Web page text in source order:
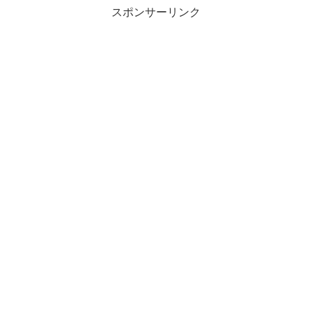
スポンサーリンク